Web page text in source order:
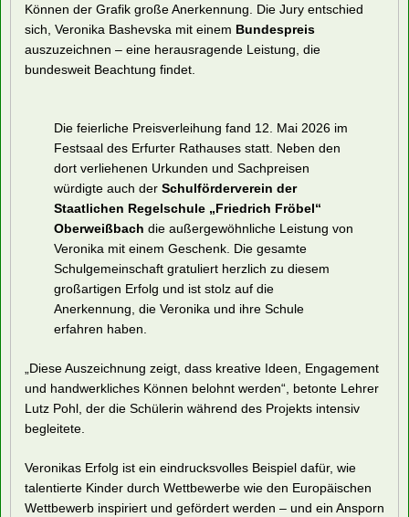
Können der Grafik große Anerkennung. Die Jury entschied
sich, Veronika Bashevska mit einem Bundespreis
auszuzeichnen – eine herausragende Leistung, die
bundesweit Beachtung findet.
Die feierliche Preisverleihung fand 12. Mai 2026 im
Festsaal des Erfurter Rathauses statt. Neben den
dort verliehenen Urkunden und Sachpreisen
würdigte auch der Schulförderverein der
Staatlichen Regelschule „Friedrich Fröbel“
Oberweißbach die außergewöhnliche Leistung von
Veronika mit einem Geschenk. Die gesamte
Schulgemeinschaft gratuliert herzlich zu diesem
großartigen Erfolg und ist stolz auf die
Anerkennung, die Veronika und ihre Schule
erfahren haben.
„Diese Auszeichnung zeigt, dass kreative Ideen, Engagement
und handwerkliches Können belohnt werden“, betonte Lehrer
Lutz Pohl, der die Schülerin während des Projekts intensiv
begleitete.
Veronikas Erfolg ist ein eindrucksvolles Beispiel dafür, wie
talentierte Kinder durch Wettbewerbe wie den Europäischen
Wettbewerb inspiriert und gefördert werden – und ein Ansporn